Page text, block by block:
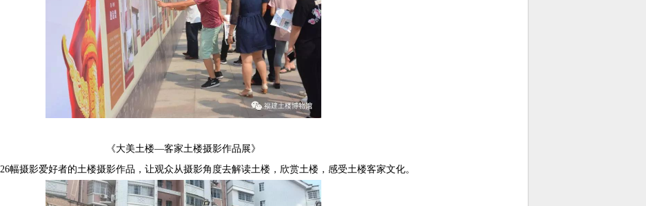
《大美土楼—客家土楼摄影作品展》
26幅摄影爱好者的土楼摄影作品，让观众从摄影角度去解读土楼，欣赏土楼，感受土楼客家文化。